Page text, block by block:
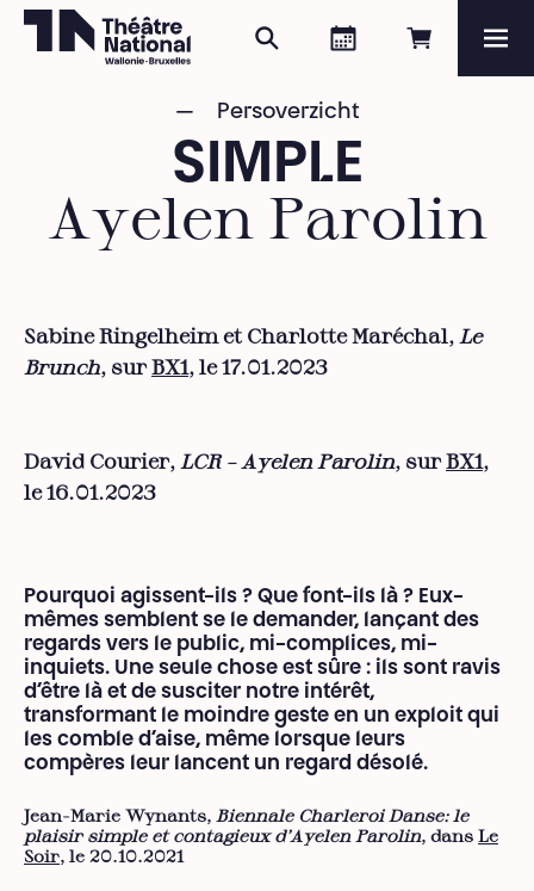
Online
Agenda
Zoeken
Magazine
Persoverzicht
SIMPLE
Ayelen Parolin
Sabine Ringelheim et Charlotte Maréchal, Le
Brunch, sur BX1, le 17.01.2023
David Courier, LCR – Ayelen Parolin, sur BX1,
le 16.01.2023
Pourquoi agissent-ils ? Que font-ils là ? Eux-
mêmes semblent se le demander, lançant des
regards vers le public, mi-complices, mi-
inquiets. Une seule chose est sûre : ils sont ravis
d’être là et de susciter notre intérêt,
transformant le moindre geste en un exploit qui
les comble d’aise, même lorsque leurs
compères leur lancent un regard désolé.
Jean-Marie Wynants, Biennale Charleroi Danse: le
plaisir simple et contagieux d’Ayelen Parolin, dans Le
Soir, le 20.10.2021